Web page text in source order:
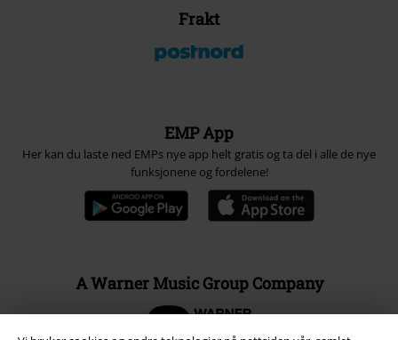
Frakt
EMP App
Her kan du laste ned EMPs nye app helt gratis og ta del i alle de nye
funksjonene og fordelene!
A Warner Music Group Company